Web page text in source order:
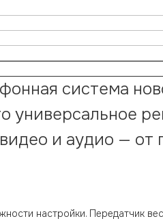
система
универсальное
и аудио —
настройки. Передатчик